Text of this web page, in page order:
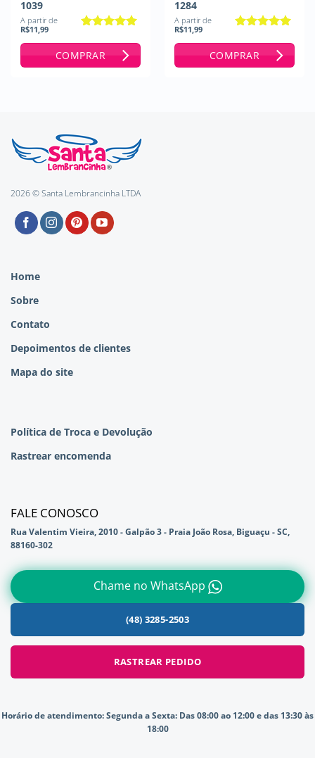
1039
de 5
A partir de
R$11,99
COMPRAR
1284
A partir de
R$11,99
COMPRAR
2026 © Santa Lembrancinha LTDA
Home
Sobre
Contato
Depoimentos de clientes
Mapa do site
Política de Troca e Devolução
Rastrear encomenda
FALE CONOSCO
Rua Valentim Vieira, 2010 - Galpão 3 - Praia João Rosa, Biguaçu - SC,
88160-302
Chame no WhatsApp
(48) 3285-2503
RASTREAR PEDIDO
Horário de atendimento:Segunda a Sexta: Das 08:00 ao 12:00 e das 13:30 às
18:00